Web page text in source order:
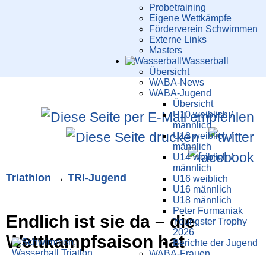
Probe­training
Eigene Wettkämpfe
Förderverein Schwimmen
Externe Links
Masters
Wasser­ball
Übersicht
WABA-News
WABA-Jugend
Übersicht
U10 weiblich /
männlich
U12 weiblich /
männlich
U14 weiblich /
männlich
U16 weiblich
U16 männlich
U18 männlich
Peter Furmaniak
Youngster Trophy
2026
Berichte der Jugend
Triathlon → TRI-Jugend
Endlich ist sie da – die
Wettkampfsaison hat